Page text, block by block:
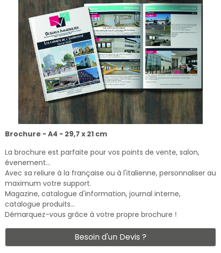
Brochure - A4 - 29,7 x 21 cm
La brochure est parfaite pour vos points de vente, salon,
évenement…
Avec sa reliure à la française ou à l'italienne, personnaliser au
maximum votre support.
Magazine, catalogue d'information, journal interne,
catalogue produits…
Démarquez-vous grâce à votre propre brochure !
Besoin d'un Devis ?